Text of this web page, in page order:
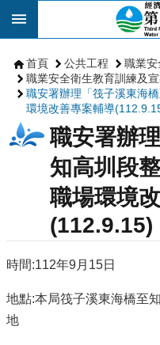
跳到主要內容區塊
首頁 公共工程
職業
職業安全衛生教育訓練及
職安署辦理「筏子溪東海
環境改善專案輔導
職安署辦
知高圳段
職場環境
(112.9.15)
時間:112年9月15日
地點:本局筏子溪東海橋至
地